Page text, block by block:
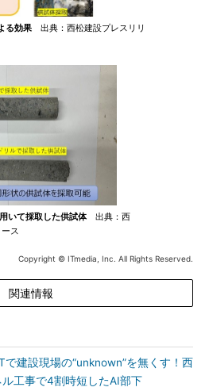
る効果 出典：西松建設プレスリリ
いて採取した供試体 出典：西
ス
Copyright © ITmedia, Inc. All Rights Reserved.
関連情報
で建設現場の“unknown”を無くす！西
工事で4割時短したAI部下